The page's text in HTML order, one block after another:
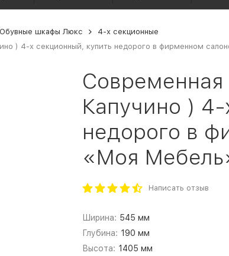
Обувные шкафы Люкс
4-х секционные
) 4-х секционный, купить недорого в фирменном
Современная
Капучино )
недорого в
«Моя
Написать отзыв
Ширина: 545 мм
Глубина: 190 мм
Высота: 1405 мм